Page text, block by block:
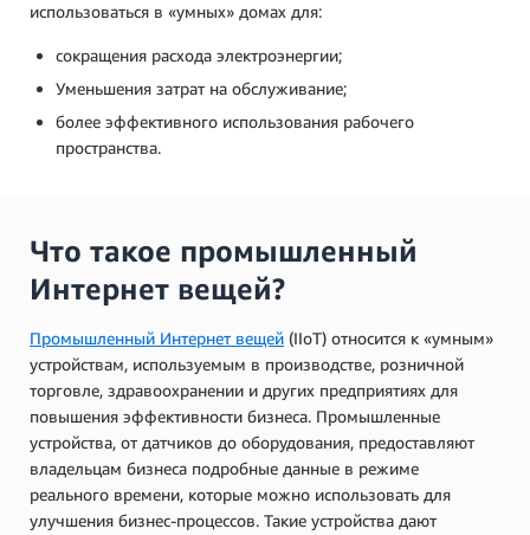
использоваться в «умных» домах для:
сокращения расхода электроэнергии;
Уменьшения затрат на обслуживание;
более эффективного использования рабочего
пространства.
Что такое промышленный
Интернет вещей?
Промышленный Интернет вещей (IIoT) относится к «умным»
устройствам, используемым в производстве, розничной
торговле, здравоохранении и других предприятиях для
повышения эффективности бизнеса. Промышленные
устройства, от датчиков до оборудования, предоставляют
владельцам бизнеса подробные данные в режиме
реального времени, которые можно использовать для
улучшения бизнес-процессов. Такие устройства дают